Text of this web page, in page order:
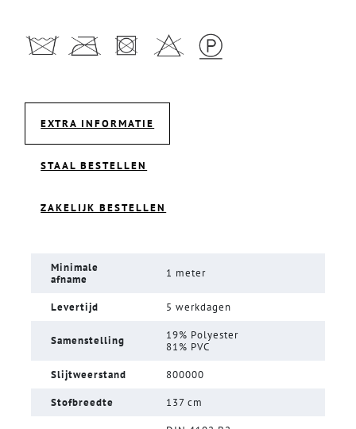
EXTRA INFORMATIE
STAAL BESTELLEN
ZAKELIJK BESTELLEN
Minimale
afname
1 meter
Levertijd 5 werkdagen
Samenstelling
19% Polyester
81% PVC
Slijtweerstand 800000
Stofbreedte 137 cm